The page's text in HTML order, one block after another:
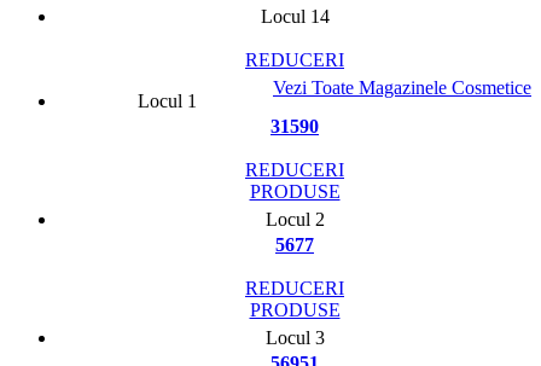
Locul 14
REDUCERI
Vezi Toate Magazinele Cosmetice
Locul 1
31590
REDUCERI
PRODUSE
Locul 2
5677
REDUCERI
PRODUSE
Locul 3